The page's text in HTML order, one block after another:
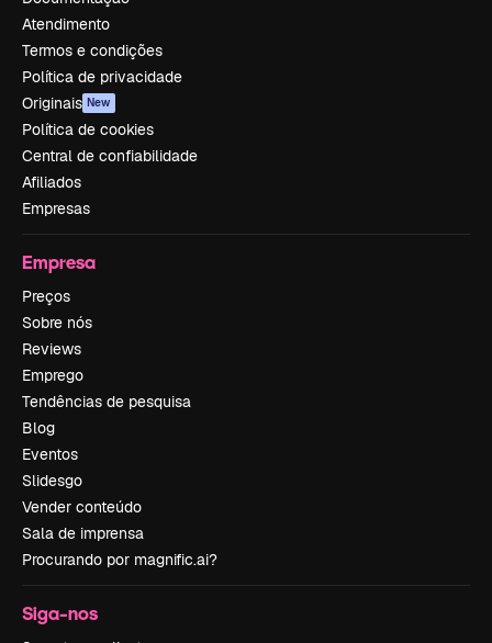
Atendimento
Termos e condições
Política de privacidade
Originais New
Política de cookies
Central de confiabilidade
Afiliados
Empresas
Empresa
Preços
Sobre nós
Reviews
Emprego
Tendências de pesquisa
Blog
Eventos
Slidesgo
Vender conteúdo
Sala de imprensa
Procurando por magnific.ai?
Siga-nos